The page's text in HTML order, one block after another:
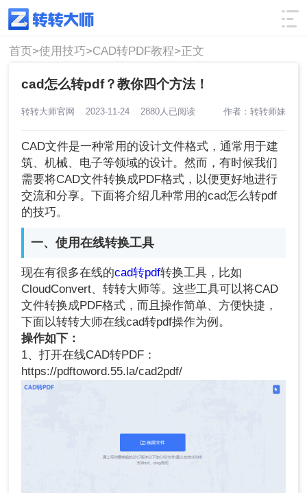
使用技巧 筛选
首页>使用技巧>CAD转PDF教程>正文
cad怎么转pdf？教你四个方法！
转转大师官网 2023-11-24 2880人已阅读 作者：转转师妹
CAD文件是一种常用的设计文件格式，通常用于建
筑、机械、电子等领域的设计。然而，有时候我们
需要将CAD文件转换成PDF格式，以便更好地进行
交流和分享。下面将介绍几种常用的cad怎么转pdf
的技巧。
一、使用在线转换工具
现在有很多在线的cad转pdf转换工具，比如
CloudConvert、转转大师等。这些工具可以将CAD
文件转换成PDF格式，而且操作简单、方便快捷，
下面以转转大师在线cad转pdf操作为例。
操作如下：
1、打开在线CAD转PDF：
https://pdftoword.55.la/cad2pdf/